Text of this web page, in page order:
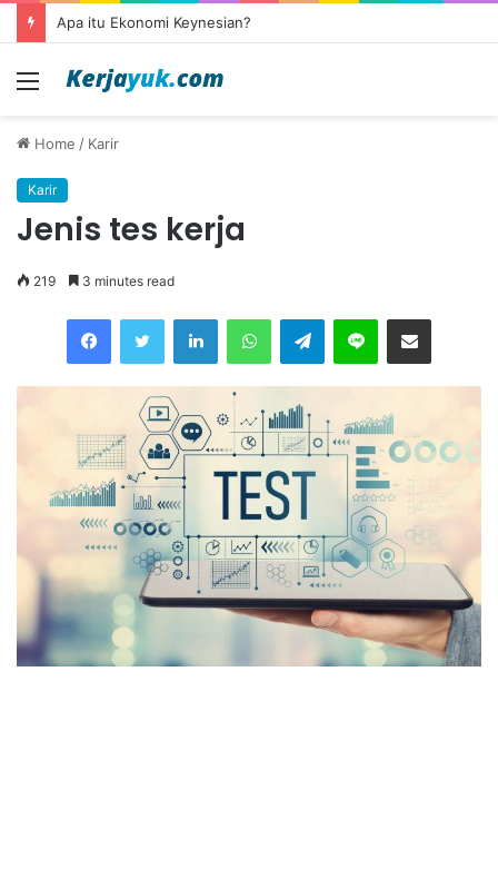
Apa itu outsourcing?
Menu
Home / Karir
Karir
Jenis tes kerja
219 3 minutes read
Telegram